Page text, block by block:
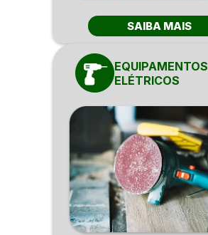
SAIBA MAIS
EQUIPAMENTOS
ELÉTRICOS